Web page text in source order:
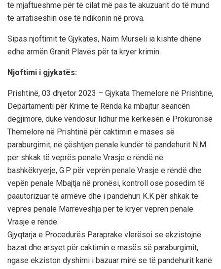
të mjaftueshme për të cilat më pas të akuzuarit do të mund
të arratiseshin ose të ndikonin në prova.
Sipas njoftimit të Gjykatës, Naim Murseli ia kishte dhënë
edhe armën Granit Plavës për ta kryer krimin.
Njoftimi i gjykatës:
Prishtinë, 03 dhjetor 2023 – Gjykata Themelore në Prishtinë,
Departamenti për Krime të Rënda ka mbajtur seancën
dëgjimore, duke vendosur lidhur me kërkesën e Prokurorisë
Themelore në Prishtinë për caktimin e masës së
paraburgimit, në çështjen penale kundër të pandehurit N.M
për shkak të veprës penale Vrasje e rëndë në
bashkëkryerje, G.P për veprën penale Vrasje e rëndë dhe
vepën penale Mbajtja në pronësi, kontroll ose posedim të
paautorizuar të armëve dhe i pandehuri K.K për shkak të
veprës penale Marrëveshja për të kryer veprën penale
Vrasje e rëndë.
Gjyqtarja e Procedurës Paraprake vlerësoi se ekzistojnë
bazat dhe arsyet për caktimin e masës së paraburgimit,
ngase ekziston dyshimi i bazuar mirë se të pandehurit kanë